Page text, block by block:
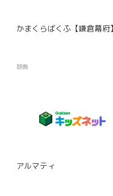
かまくらばくふ【鎌倉幕府】
辞典
アルマティ